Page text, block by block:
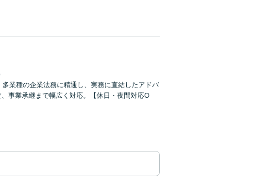
業種の企業法務に精通し、実務に直結したアドバ
事業承継まで幅広く対応。【休日・夜間対応O